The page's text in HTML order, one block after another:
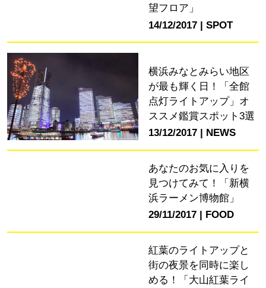
望フロア」
14/12/2017
SPOT
横浜みなとみらい地区
が最も輝く日！「全館
点灯ライトアップ」オ
ススメ鑑賞スポット3選
13/12/2017
NEWS
あなたのお気に入りを
見つけてみて！「新横
浜ラーメン博物館」
29/11/2017
FOOD
紅葉のライトアップと
街の夜景を同時に楽し
める！「大山紅葉ライ